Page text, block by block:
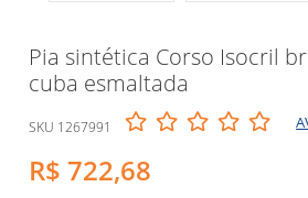
Pia sintética Corso Isocril
cuba esmaltada
SKU 1267991
R$ 722,68